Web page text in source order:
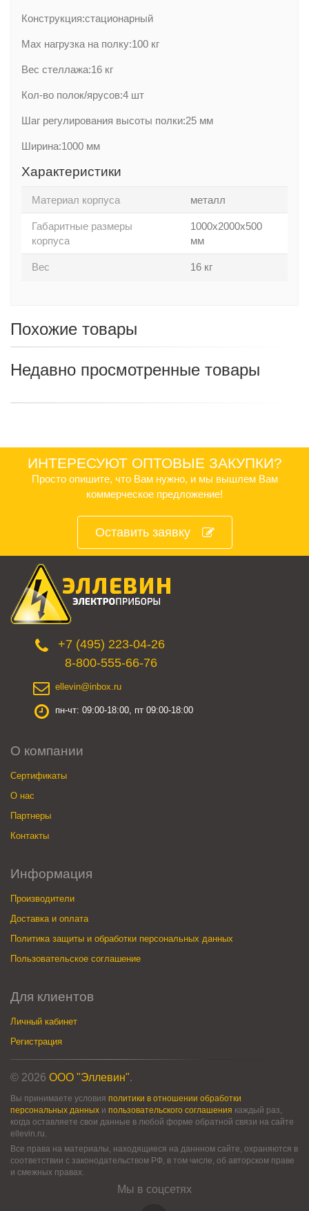
Конструкция:стационарный
Max нагрузка на полку:100 кг
Вес стеллажа:16 кг
Кол-во полок/ярусов:4 шт
Шаг регулирования высоты полки:25 мм
Ширина:1000 мм
Характеристики
Материал корпуса металл
Габаритные размеры
корпуса
1000х2000х500
мм
Вес 16 кг
Похожие товары
Недавно просмотренные товары
ИНТЕРЕСУЮТ ОПТОВЫЕ ЗАКУПКИ?
Просто опишите, что Вам нужно, и мы вышлем Вам
коммерческое предложение!
Оставить заявку
+7 (495) 223-04-26
8-800-555-66-76
ellevin@inbox.ru
пн-чт: 09:00-18:00, пт 09:00-18:00
О компании
Сертификаты
О нас
Партнеры
Контакты
Информация
Производители
Доставка и оплата
Политика защиты и обработки персональных данных
Пользовательское соглашение
Для клиентов
Личный кабинет
Регистрация
© 2026 ООО "Эллевин".
Вы принимаете условия политики в отношении обработки
персональных данных и пользовательского соглашения каждый раз,
когда оставляете свои данные в любой форме обратной связи на сайте
ellevin.ru.
Все права на материалы, находящиеся на даннном сайте, охраняются в
соответствии с законодательством РФ, в том числе, об авторском праве
и смежных правах.
Мы в соцсетях